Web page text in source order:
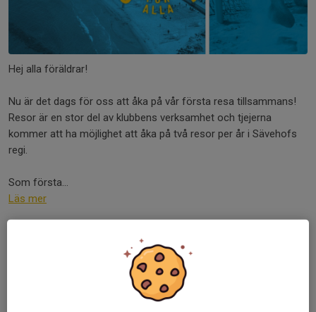
Hej alla föräldrar!
Nu är det dags för oss att åka på vår första resa tillsammans!
Resor är en stor del av klubbens verksamhet och tjejerna
kommer att ha möjlighet att åka på två resor per år i Sävehofs
regi.
Som första...
Läs mer
Säsongstart och info!
0 kommentarer